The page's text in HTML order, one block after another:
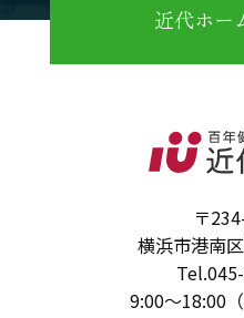
近代ホー
〒
横浜市港南
Tel.
9:00～18:00